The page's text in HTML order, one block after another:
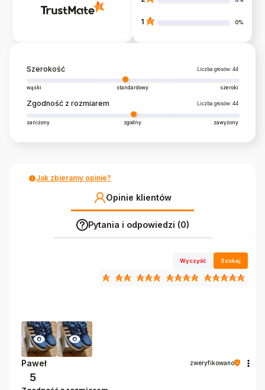
1 0%
Szerokość Liczba głosów: 44
wąski standardowy szeroki
Zgodność z rozmiarem Liczba głosów: 44
zaniżony zgodny zawyżony
Jak zbieramy opinie?
Opinie klientów
Pytania i odpowiedzi (0)
Wyczyść Szukaj
Paweł zweryfikowano
5